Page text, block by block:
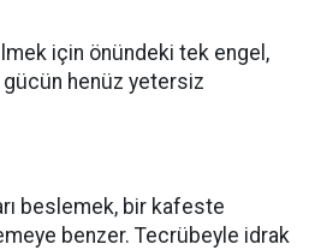
için önündeki tek engel,
gücün henüz yetersiz
beslemek, bir kafeste
benzer. Tecrübeyle idrak